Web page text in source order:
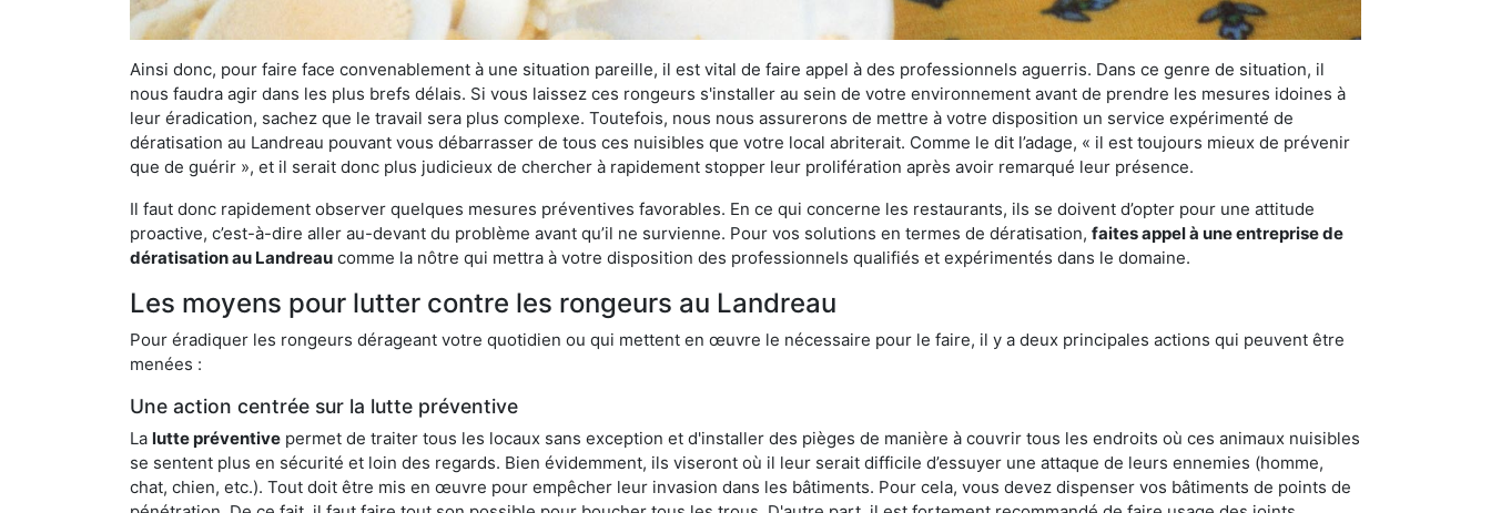
Ainsi donc, pour faire face convenablement à une situation pareille, il est vital de faire appel à des professionnels aguerris. Dans ce genre de situation, il
nous faudra agir dans les plus brefs délais. Si vous laissez ces rongeurs s'installer au sein de votre environnement avant de prendre les mesures idoines à
leur éradication, sachez que le travail sera plus complexe. Toutefois, nous nous assurerons de mettre à votre disposition un service expérimenté de
dératisation au Landreau pouvant vous débarrasser de tous ces nuisibles que votre local abriterait. Comme le dit l’adage, « il est toujours mieux de prévenir
que de guérir », et il serait donc plus judicieux de chercher à rapidement stopper leur prolifération après avoir remarqué leur présence.
Il faut donc rapidement observer quelques mesures préventives favorables. En ce qui concerne les restaurants, ils se doivent d’opter pour une attitude
proactive, c’est-à-dire aller au-devant du problème avant qu’il ne survienne. Pour vos solutions en termes de dératisation, faites appel à une entreprise de
dératisation au Landreau comme la nôtre qui mettra à votre disposition des professionnels qualifiés et expérimentés dans le domaine.
Les moyens pour lutter contre les rongeurs au Landreau
Pour éradiquer les rongeurs dérageant votre quotidien ou qui mettent en œuvre le nécessaire pour le faire, il y a deux principales actions qui peuvent être
menées :
Une action centrée sur la lutte préventive
La lutte préventive permet de traiter tous les locaux sans exception et d'installer des pièges de manière à couvrir tous les endroits où ces animaux nuisibles
se sentent plus en sécurité et loin des regards. Bien évidemment, ils viseront où il leur serait difficile d’essuyer une attaque de leurs ennemies (homme,
chat, chien, etc.). Tout doit être mis en œuvre pour empêcher leur invasion dans les bâtiments. Pour cela, vous devez dispenser vos bâtiments de points de